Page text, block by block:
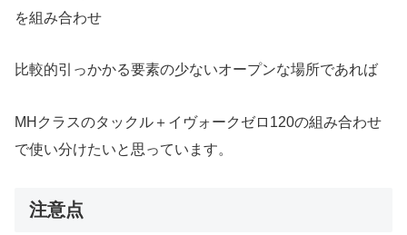
を組み合わせ
比較的引っかかる要素の少ないオープンな場所であれば
MHクラスのタックル＋イヴォークゼロ120の組み合わせ
で使い分けたいと思っています。
注意点